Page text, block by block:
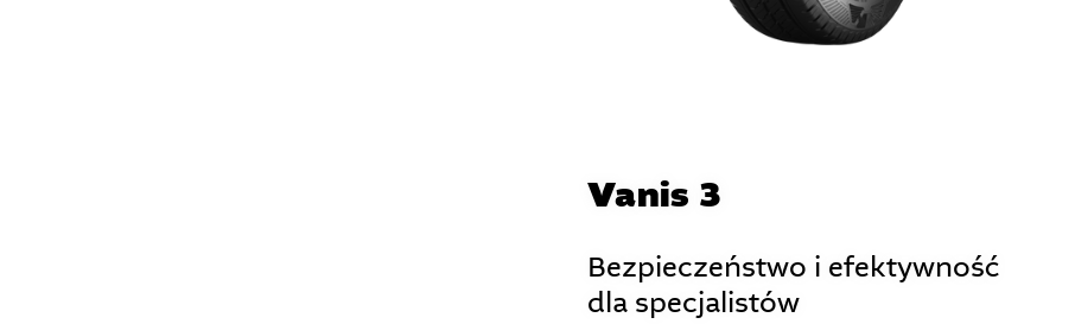
Vanis 3
Bezpieczeństwo i efektywność
dla specjalistów